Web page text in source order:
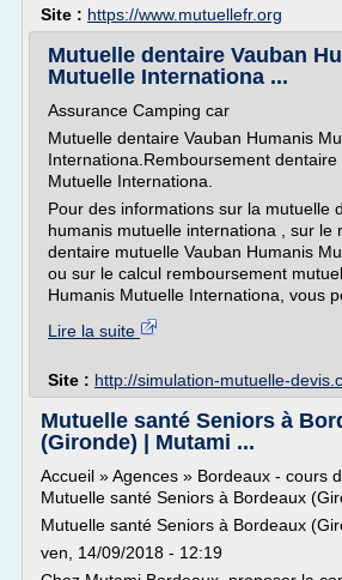
Site : https://www.mutuellefr.org
Mutuelle dentaire Vauban
Mutuelle Internationa ...
Assurance Camping car
Mutuelle dentaire Vauban Humanis
Internationa.Remboursement dentaire
Mutuelle Internationa.
Pour des informations sur la mutuelle
humanis mutuelle internationa , sur le
dentaire mutuelle Vauban Humanis
ou sur le calcul remboursement
Humanis Mutuelle Internationa, vous
Lire la suite
Site : http://simulation-mutuelle-
Mutuelle santé Seniors à
(Gironde) | Mutami ...
Accueil » Agences » Bordeaux - cours
Mutuelle santé Seniors à Bordeaux
Mutuelle santé Seniors à Bordeaux
ven, 14/09/2018 - 12:19